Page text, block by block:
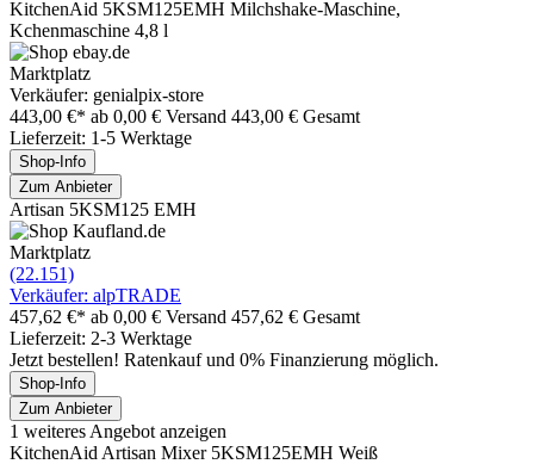
KitchenAid 5KSM125EMH Milchshake-Maschine,
Kchenmaschine 4,8 l
Marktplatz
Verkäufer: genialpix-store
443,00 €* ab 0,00 € Versand 443,00 € Gesamt
Lieferzeit: 1-5 Werktage
Shop-Info
Zum Anbieter
Artisan 5KSM125 EMH
Marktplatz
(22.151)
Verkäufer: alpTRADE
457,62 €* ab 0,00 € Versand 457,62 € Gesamt
Lieferzeit: 2-3 Werktage
Jetzt bestellen! Ratenkauf und 0% Finanzierung möglich.
Shop-Info
Zum Anbieter
1 weiteres Angebot anzeigen
KitchenAid Artisan Mixer 5KSM125EMH Weiß